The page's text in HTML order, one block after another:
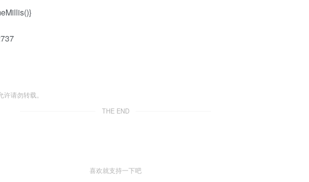
请勿转载。
THE END
喜欢就支持一下吧